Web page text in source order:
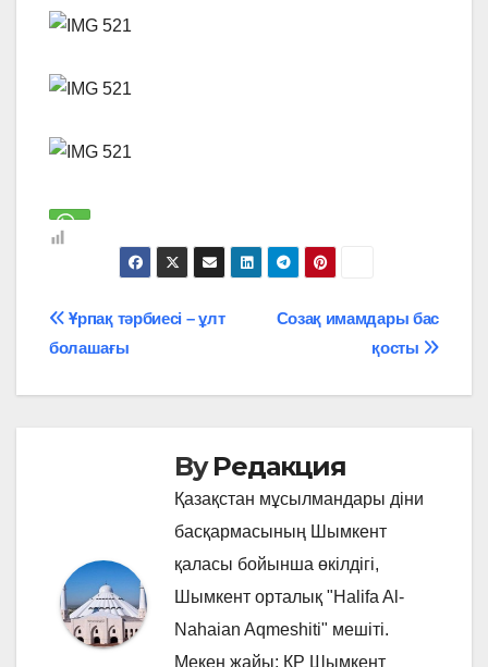
Навигация
Созақ имамдары бас
қосты
Ұрпақ тәрбиесі – ұлт
болашағы
ByРедакция
Қазақстан мұсылмандары діни
басқармасының Шымкент
қаласы бойынша өкілдігі,
Шымкент орталық "Halifa Al-
Nahaian Aqmeshiti" мешіті.
Мекен жайы: ҚР Шымкент